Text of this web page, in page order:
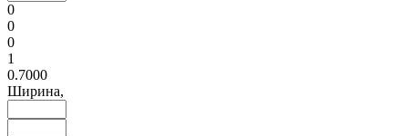
0
0
0
1
0.7000
Ширина,